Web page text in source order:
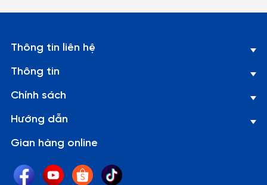
Thông tin liên hệ
Thông tin
Chính sách
Hướng dẫn
Gian hàng online